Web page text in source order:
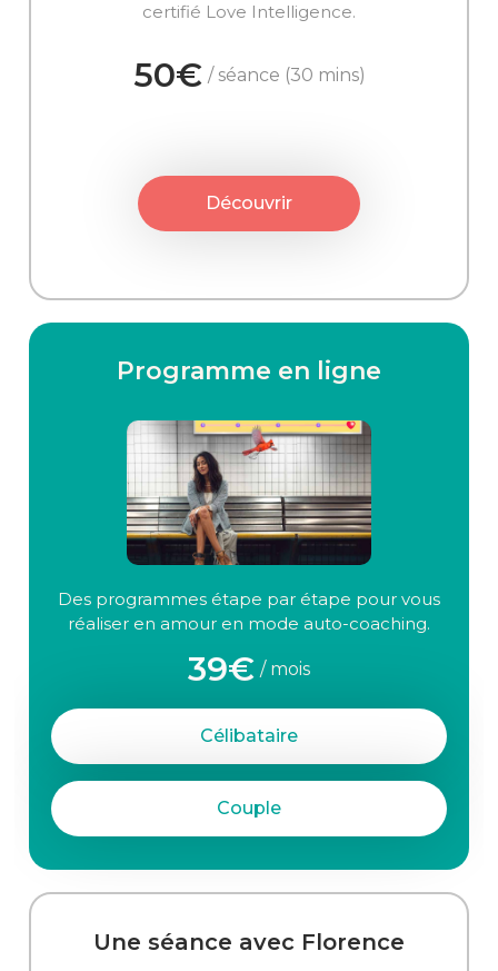
certifié Love Intelligence.
50€ / séance (30 mins)
Découvrir
Programme en ligne
Des programmes étape par étape pour vous
réaliser en amour en mode auto-coaching.
39€ / mois
Célibataire
Couple
Une séance avec Florence